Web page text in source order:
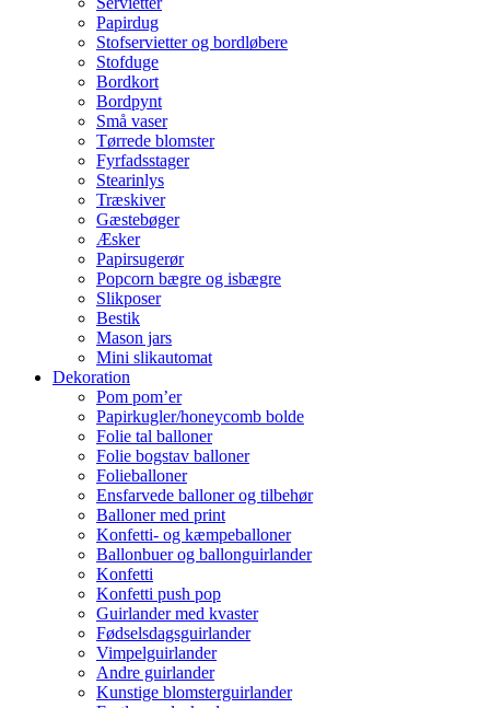
Papirdug
Stofservietter og bordløbere
Stofduge
Bordkort
Bordpynt
Små vaser
Tørrede blomster
Fyrfadsstager
Stearinlys
Træskiver
Gæstebøger
Æsker
Papirsugerør
Popcorn bægre og isbægre
Slikposer
Bestik
Mason jars
Mini slikautomat
Dekoration
Pom pom’er
Papirkugler/honeycomb bolde
Folie tal balloner
Folie bogstav balloner
Folieballoner
Ensfarvede balloner og tilbehør
Balloner med print
Konfetti- og kæmpeballoner
Ballonbuer og ballonguirlander
Konfetti
Konfetti push pop
Guirlander med kvaster
Fødselsdagsguirlander
Vimpelguirlander
Andre guirlander
Kunstige blomsterguirlander